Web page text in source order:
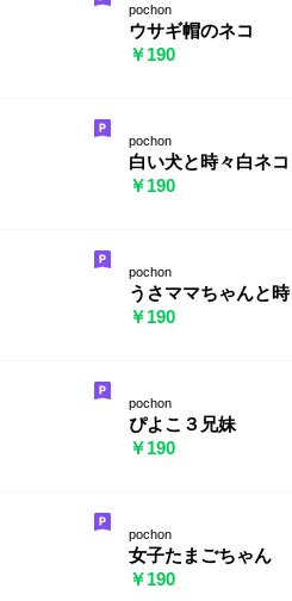
pochon
ウサギ帽のネコ
￥190
pochon
白い犬と時々白ネコ
￥190
pochon
うさママちゃんと
￥190
pochon
ぴよこ３兄妹
￥190
pochon
女子たまごちゃん
￥190